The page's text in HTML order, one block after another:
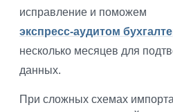
исправление и поможем
экспресс-аудитом
несколько месяцев для
данных.
При сложных схемах